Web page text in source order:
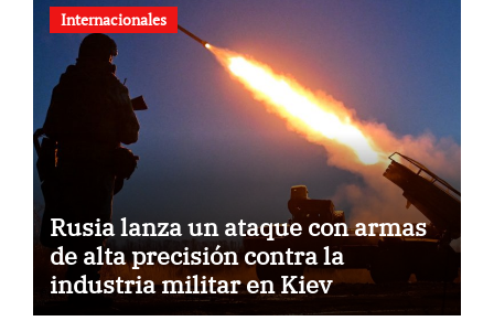
Internacionales
Rusia lanza un ataque con armas
de alta precisión contra la
industria militar en Kiev